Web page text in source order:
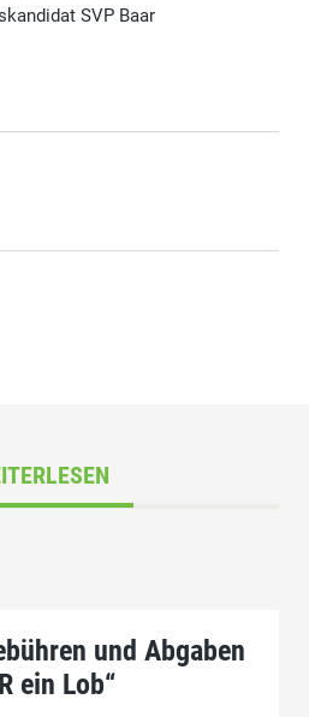
SVP Baar
und Abgaben
ein Lob“